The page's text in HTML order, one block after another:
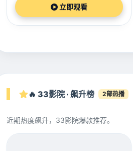
立即观看
🔥 33影院 · 飙升榜 2部热播
近期热度飙升，33影院爆款推荐。